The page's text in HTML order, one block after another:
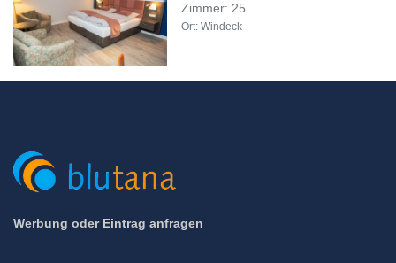
Zimmer: 25
Ort: Windeck
Werbung oder Eintrag anfragen